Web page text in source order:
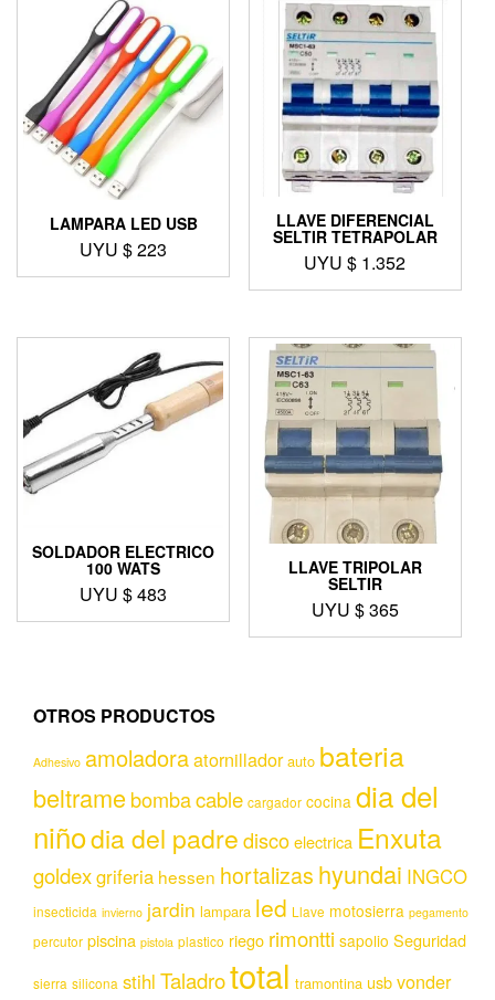
LAMPARA LED USB
UYU $223
LLAVE DIFERENCIAL
SELTIR TETRAPOLAR
UYU $ 1.352
SOLDADOR ELECTRICO
100 WATS
UYU $483
LLAVE TRIPOLAR
SELTIR
UYU $365
OTROS PRODUCTOS
Adhesivo amoladoraatornillador auto bateria
beltramebombacable cargador cocina dia del
niñodia del padrediscoelectrica Enxuta
goldexgriferia hessen hortalizas hyundai INGCO
insecticida invierno jardin lampara led Llave motosierra pegamento
percutor piscina pistola plastico riego rimontti sapolio Seguridad
sierra silicona stihl Taladrototal tramontina usbvonder